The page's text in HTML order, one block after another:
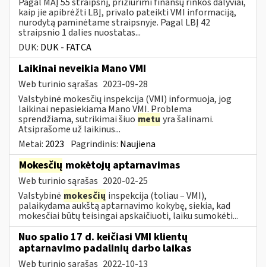
kaip jie apibrėžti LBĮ, privalo pateikti VMI informaciją,
nurodytą paminėtame straipsnyje. Pagal LBĮ 42
straipsnio 1 dalies nuostatas...
DUK: DUK - FATCA
Laikinai neveikia Mano VMI
Web turinio sąrašas 2023-09-28
Valstybinė mokesčių inspekcija (VMI) informuoja, jog
laikinai nepasiekiama Mano VMI. Problema
sprendžiama, sutrikimai šiuo metu yra šalinami.
Atsiprašome už laikinus...
Metai: 2023 Pagrindinis: Naujiena
Mokesčių mokėtojų aptarnavimas
Web turinio sąrašas 2020-02-25
Valstybinė mokesčių inspekcija (toliau – VMI),
palaikydama aukštą aptarnavimo kokybę, siekia, kad
mokesčiai būtų teisingai apskaičiuoti, laiku sumokėti...
Nuo spalio 17 d. keičiasi VMI klientų
aptarnavimo padalinių darbo laikas
Web turinio sąrašas 2022-10-13